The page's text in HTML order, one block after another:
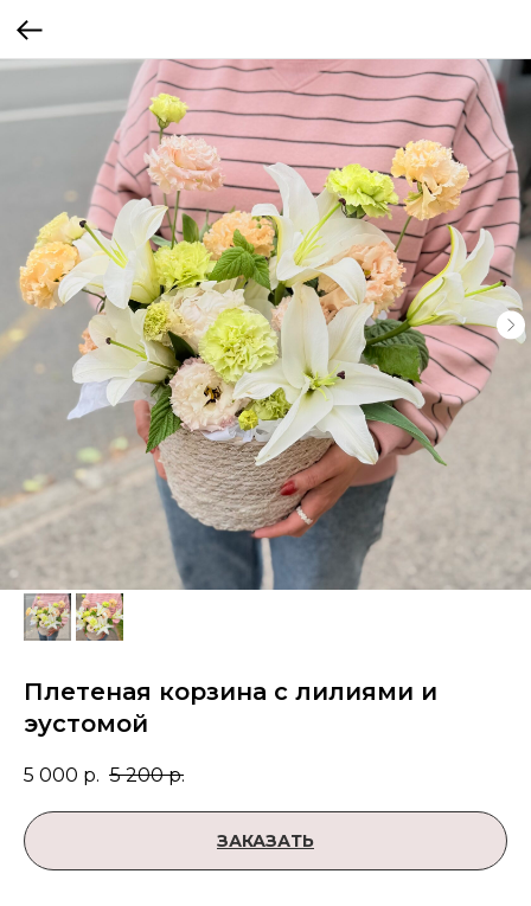
Плетеная корзина с лилиями и
эустомой
5 000 р. 5 200 р.
ЗАКАЗАТЬ